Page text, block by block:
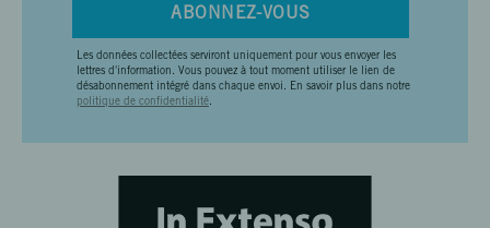
ABONNEZ-VOUS
Les données collectées serviront uniquement pour vous envoyer les
lettres d'information. Vous pouvez à tout moment utiliser le lien de
désabonnement intégré dans chaque envoi. En savoir plus dans notre
politique de confidentialité.